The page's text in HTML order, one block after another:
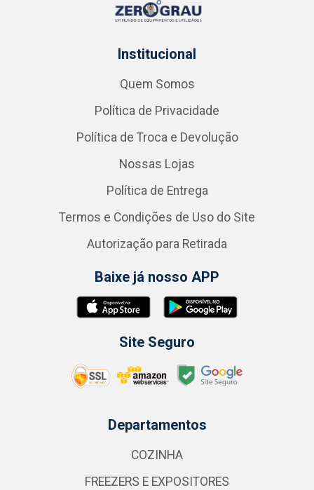
Institucional
Quem Somos
Política de Privacidade
Política de Troca e Devolução
Nossas Lojas
Política de Entrega
Termos e Condições de Uso do Site
Autorização para Retirada
Baixe já nosso APP
Site Seguro
Departamentos
COZINHA
FREEZERS E EXPOSITORES